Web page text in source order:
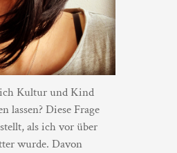
Kultur und Kind
lassen? Diese Frage
als ich vor über
wurde. Davon